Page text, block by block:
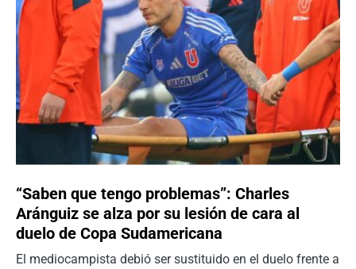
“Saben que tengo problemas”: Charles
Aránguiz se alza por su lesión de cara al
duelo de Copa Sudamericana
El mediocampista debió ser sustituido en el duelo frente a